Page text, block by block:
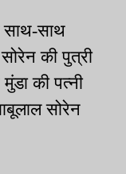
साथ-साथ
की पुत्री
की पत्नी
सोरेन